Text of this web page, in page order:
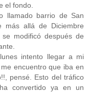
el fondo.
llamado barrio de San
más allá de Diciembre
modificó después de
intento llegar a mi
encuentro que iba en
pensé. Esto del tráfico
convertido ya en un